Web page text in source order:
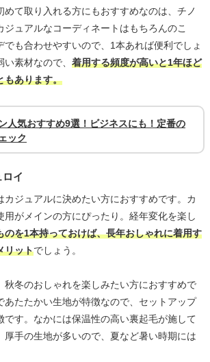
めて取り入れる方にもおすすめなのは、チノ
ュアルなコーディネートはもちろんのこ
でも合わせやすいので、1本あれば便利でしょ
素材なので、 着用する頻度が高いと1年ほど
もあります。
人気おすすめ9選！ビジネスにも！定番の
ック
イ
カジュアルに決めたい方におすすめです。カ
用がメインの方にぴったり。経年変化を楽し
のを1本持っておけば、長年おしゃれに着用す
リットでしょう。
秋冬のおしゃれを楽しみたい方におすすめで
あたたかい生地が特徴なので、セットアップ
です。なかには保温性の高い裏起毛が施して
厚手の生地が多いので、夏など暑い時期には